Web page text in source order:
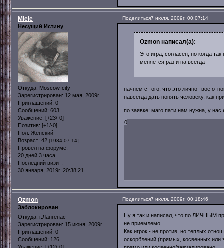
Поделиться7 июля, 2009г. 00:07:14
Miele
Несущий Истину
Откуда: Moscow-city
Зарегистрирован: 12 мая, 2009г.
Приглашений: 0
Сообщений: 603
Уважение: [+23/-0]
Позитив: [+1/-0]
Пол: Женский
Возраст: 42 [1984-07-14]
Провел на форуме:
20 дней 3 часа
Последний визит:
30 января, 2019г. 20:38:21
Ozmon написал(а):
Это игра, согласен, но когда
меняется раз и на всегда
начнем с того, что это лично твое
навсегда дать понять человеку, как
по заявке: маго пати нам нужна, у
0
Поделиться7 июля, 2009г. 00:18:46
Ozmon
Заблокирован
Откуда: г.Лангепас
Зарегистрирован: 15 июня, 2009г.
Приглашений: 0
Сообщений: 126
Ну я так и написал, что по ЛИЧНЫМ
не приемлемо.
Как игрок - не против, но теплых
оскорблений (прямых, косвенных или